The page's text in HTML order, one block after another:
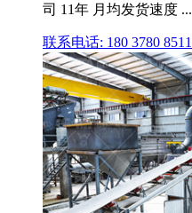
司 11年 月均发货速度 ...
联系电话: 180 3780 8511